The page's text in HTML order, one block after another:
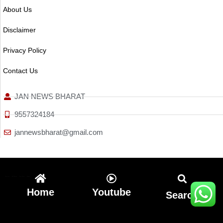
About Us
Disclaimer
Privacy Policy
Contact Us
JAN NEWS BHARAT
9557324184
jannewsbharat@gmail.com
Home Youtube Search